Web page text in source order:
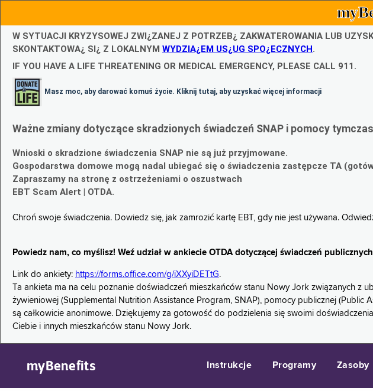
W SYTUACJI KRYZYSOWEJ ZWI¿ZANEJ Z POTRZEB¿ ZAKWATEROWANIA LUB
SKONTAKTOWA¿ SI¿ Z LOKALNYM WYDZIA¿EM US¿UG SPO¿ECZNYCH.
IF YOU HAVE A LIFE THREATENING OR MEDICAL EMERGENCY, PLEASE CALL 911.
Masz moc, aby darować komuś życie. Kliknij tutaj, aby uzyskać więcej informacji
Ważne zmiany dotyczące skradzionych świadczeń SNAP i pomocy
Wnioski o skradzione świadczenia SNAP nie są już przyjmowane.
Gospodarstwa domowe mogą nadal ubiegać się o świadczenia zastępcze TA
Zapraszamy na stronę z ostrzeżeniami o oszustwach
EBT Scam Alert | OTDA.
Chroń swoje świadczenia. Dowiedz się, jak zamrozić kartę EBT, gdy nie jest używana.
Powiedz nam, co myślisz! Weź udział w ankiecie OTDA dotyczącej świadczeń
Link do ankiety: https://forms.office.com/g/iXXyiDETtG.
Ta ankieta ma na celu poznanie doświadczeń mieszkańców stanu Nowy Jork związanych
żywieniowej (Supplemental Nutrition Assistance Program, SNAP), pomocy publicznej (Public
są całkowicie anonimowe. Dziękujemy za gotowość do podzielenia się swoimi
Ciebie i innych mieszkańców stanu Nowy Jork.
myBenefits Instrukcje Programy Zasoby